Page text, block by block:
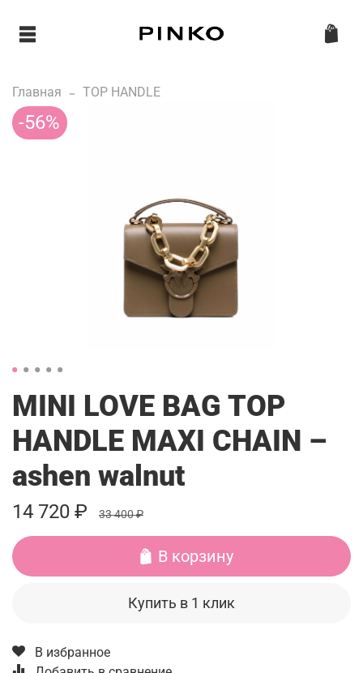
Главная TOP HANDLE
-56%
MINI LOVE BAG TOP
HANDLE MAXI CHAIN –
ashen walnut
14 720 ₽ 33 400 ₽
В корзину
Купить в 1 клик
В избранное